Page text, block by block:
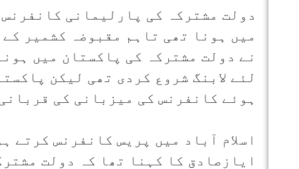
میں ہونا تھی تاہم مقبوضہ کشمیر
نے دولت مشترکہ کی پاکستان میں
لئے لابنگ شروع کردی تھی لیکن
ہوئے کانفرنس کی میزبانی کی
اسلام آباد میں پریس کانفرنس کرتے
ایازصادق کا کہنا تھا کہ دولت